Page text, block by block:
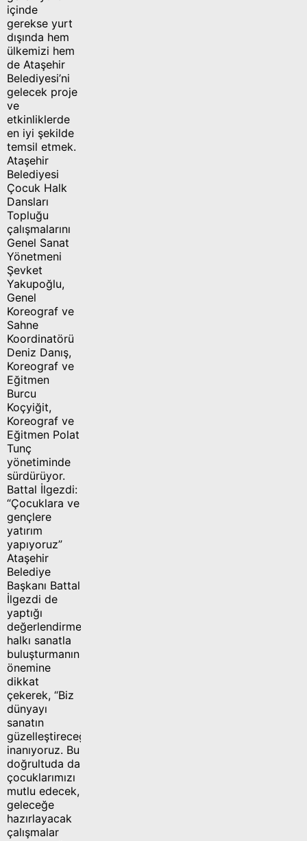
içinde
gerekse yurt
dışında hem
ülkemizi hem
de Ataşehir
Belediyesi’ni
gelecek proje
ve
etkinliklerde
en iyi şekilde
temsil etmek.
Ataşehir
Belediyesi
Çocuk Halk
Dansları
Topluğu
çalışmalarını
Genel Sanat
Yönetmeni
Şevket
Yakupoğlu,
Genel
Koreograf ve
Sahne
Koordinatörü
Deniz Danış,
Koreograf ve
Eğitmen
Burcu
Koçyiğit,
Koreograf ve
Eğitmen Polat
Tunç
yönetiminde
sürdürüyor.
Battal İlgezdi:
“Çocuklara ve
gençlere
yatırım
yapıyoruz”
Ataşehir
Belediye
Başkanı Battal
İlgezdi de
yaptığı
değerlendirmede,
halkı sanatla
buluşturmanın
önemine
dikkat
çekerek, “Biz
dünyayı
sanatın
güzelleştireceğine
inanıyoruz. Bu
doğrultuda da
çocuklarımızı
mutlu edecek,
geleceğe
hazırlayacak
çalışmalar